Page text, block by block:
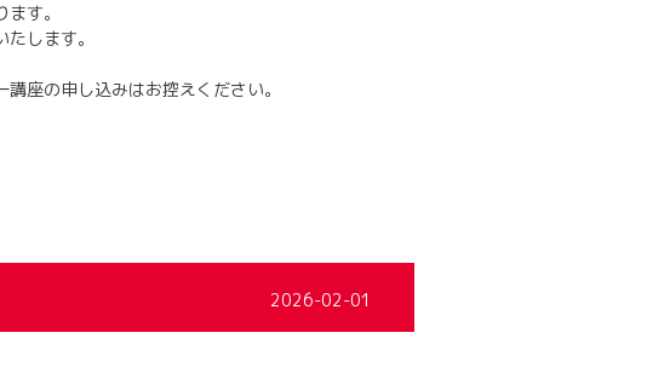
す。
します。
座の申し込みはお控えください。
2026-02-01